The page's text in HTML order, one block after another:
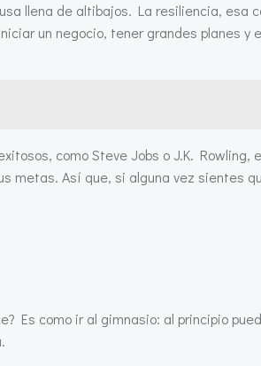
llena de altibajos. La resiliencia, esa
un negocio, tener grandes planes y
como Steve Jobs o J.K. Rowling,
metas. Así que, si alguna vez sientes
Es como ir al gimnasio: al principio